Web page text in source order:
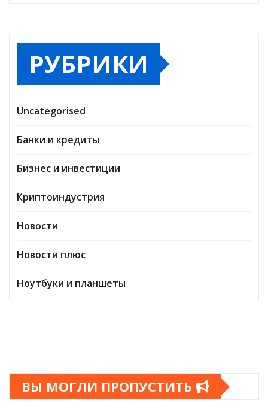
РУБРИКИ
Uncategorised
Банки и кредиты
Бизнес и инвестиции
Криптоиндустрия
Новости
Новости плюс
Ноутбуки и планшеты
ВЫ МОГЛИ ПРОПУСТИТЬ